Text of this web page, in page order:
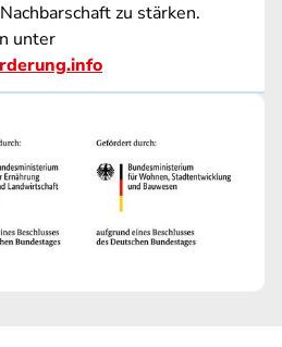
zu stärken.
unter